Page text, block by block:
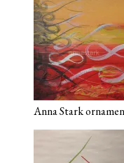
Anna Stark